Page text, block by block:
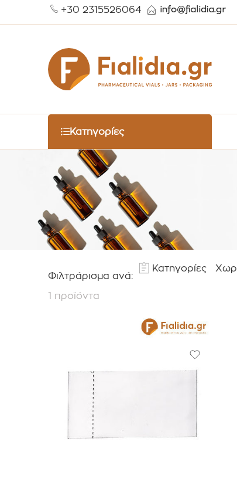
+30 2315526064
Κατηγορίες
Φιλτράρισμα ανά:
Κατηγορίες
1 προϊόντα